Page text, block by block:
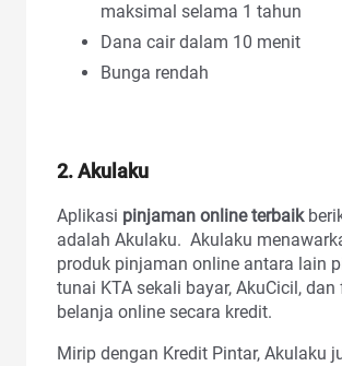
maksimal selama 1 tahun
Dana cair dalam 10 menit
Bunga rendah
2. Akulaku
Aplikasi pinjaman online terbaik
adalah Akulaku. Akulaku
produk pinjaman online antara lain
tunai KTA sekali bayar, AkuCicil,
belanja online secara kredit.
Mirip dengan Kredit Pintar, Akulaku